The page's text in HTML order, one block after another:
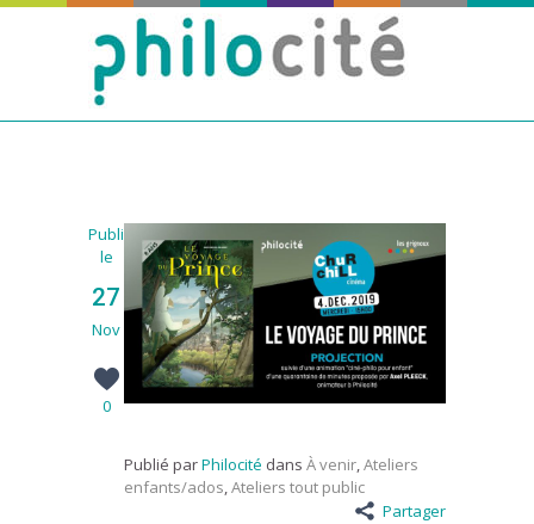
Publié
le
27
Nov
0
Publié parPhilocité dans À venir,Ateliers
enfants/ados,Ateliers tout public
Partager